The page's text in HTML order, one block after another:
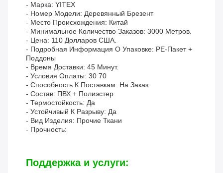
- Марка: YITEX
- Номер Модели: Деревянный Брезент
- Место Происхождения: Китай
- Минимальное Количество Заказов: 3000 Метров.
- Цена: 110 Долларов США.
- Подробная Информация О Упаковке: PE-Пакет +
Поддоны
- Время Доставки: 45 Минут.
- Условия Оплаты: 30 70
- Способность К Поставкам: На Заказ
- Состав: ПВХ + Полиэстер
- Термостойкость: Да
- Устойчивый К Разрыву: Да
- Вид Изделия: Прочие Ткани
- Прочность:
Поддержка и услуги: